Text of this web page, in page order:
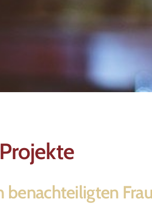
benachteiligten